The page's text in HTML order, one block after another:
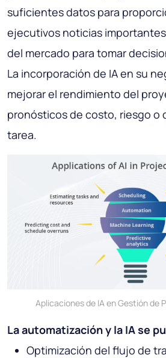
suficientes datos para
ejecutivos noticias
del mercado para tomar
La incorporación de IA en su
mejorar el rendimiento del
pronósticos de costo, riesgo o
tarea.
Aplicaciones de IA en Gestión de
La automatización y la IA se
Optimización del flujo de